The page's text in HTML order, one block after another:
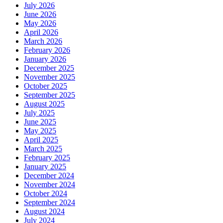
July 2026
June 2026
May 2026
April 2026
March 2026
February 2026
January 2026
December 2025
November 2025
October 2025
September 2025
August 2025
July 2025
June 2025
May 2025
April 2025
March 2025
February 2025
January 2025
December 2024
November 2024
October 2024
September 2024
August 2024
July 2024